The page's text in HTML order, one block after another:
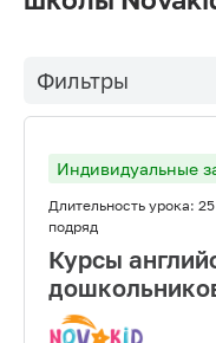
Фильтры
Индивидуальные
Длительность урока:
подряд
Курсы